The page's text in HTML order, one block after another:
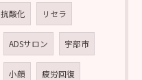
抗酸化 リセラ
ADSサロン 宇部市
小顔 疲労回復